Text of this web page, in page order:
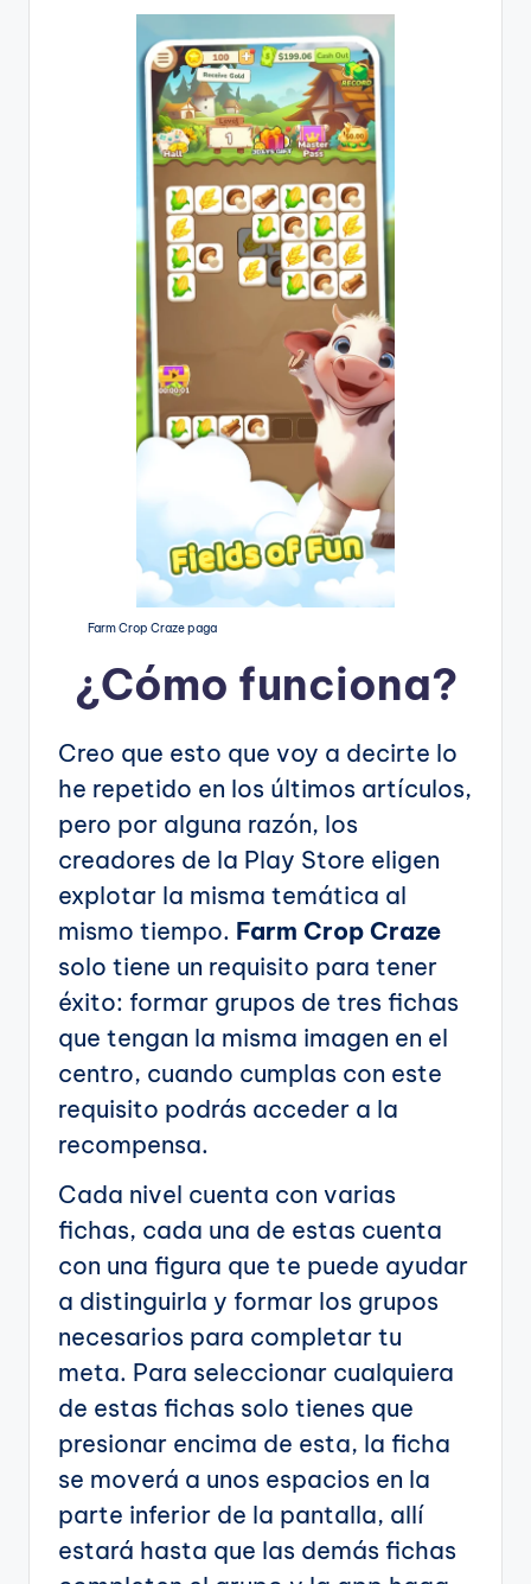
Farm Crop Craze paga
¿Cómo funciona?
Creo que esto que voy a decirte lo
he repetido en los últimos artículos,
pero por alguna razón, los
creadores de la Play Store eligen
explotar la misma temática al
mismo tiempo. Farm Crop Craze
solo tiene un requisito para tener
éxito: formar grupos de tres fichas
que tengan la misma imagen en el
centro, cuando cumplas con este
requisito podrás acceder a la
recompensa.
Cada nivel cuenta con varias
fichas, cada una de estas cuenta
con una figura que te puede ayudar
a distinguirla y formar los grupos
necesarios para completar tu
meta. Para seleccionar cualquiera
de estas fichas solo tienes que
presionar encima de esta, la ficha
se moverá a unos espacios en la
parte inferior de la pantalla, allí
estará hasta que las demás fichas